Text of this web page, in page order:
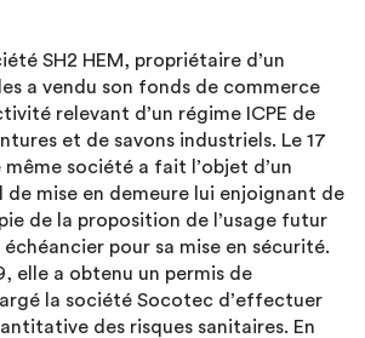
SH2 HEM, propriétaire d’un
a vendu son fonds de commerce
relevant d’un régime ICPE de
et de savons industriels. Le 17
société a fait l’objet d’un
mise en demeure lui enjoignant de
de la proposition de l’usage futur
échéancier pour sa mise en sécurité.
elle a obtenu un permis de
la société Socotec d’effectuer
des risques sanitaires. En